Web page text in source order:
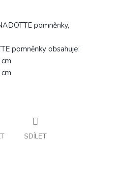
pomněnky,
pomněnky obsahuje:
SDÍLET